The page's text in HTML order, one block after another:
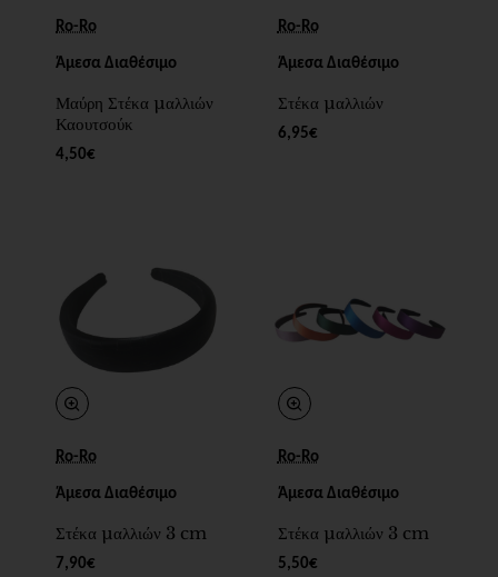
Ro-Ro
Άμεσα Διαθέσιμο
Μαύρη Στέκα μαλλιών
Καουτσούκ
4,50€
Ro-Ro
Άμεσα Διαθέσιμο
Στέκα μαλλιών
6,95€
Ro-Ro
Άμεσα Διαθέσιμο
Στέκα μαλλιών 3 cm
7,90€
Ro-Ro
Άμεσα Διαθέσιμο
Στέκα μαλλιών 3 cm
5,50€